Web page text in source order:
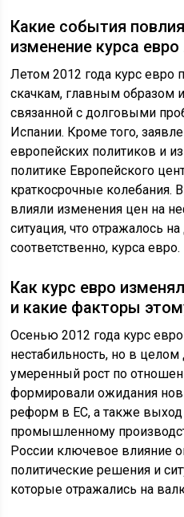
Какие события
изменение курса
Летом 2012 года курс евро
скачкам, главным образом
связанной с долговыми
Испании. Кроме того,
европейских политиков и
политике Европейского
краткосрочные колебания.
влияли изменения цен на
ситуация, что отражалось
соответственно, курса евро.
Как курс евро
и какие факторы
Осенью 2012 года курс
нестабильность, но в
умеренный рост по
формировали ожидания
реформ в ЕС, а также выход
промышленному
России ключевое влияние
политические решения и
которые отражались на